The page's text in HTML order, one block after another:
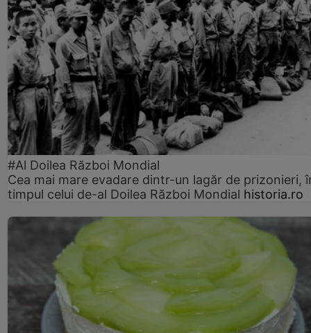
#Al Doilea Război Mondial
Cea mai mare evadare dintr-un lagăr de prizonieri,
timpul celui de-al Doilea Război Mondial historia.ro